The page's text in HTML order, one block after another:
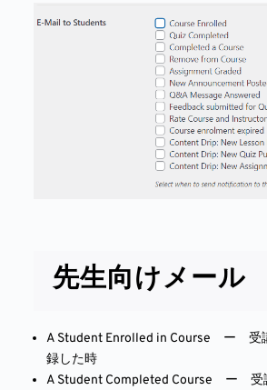
先生向けメール
A Student Enrolled in Course ー 受
録した時
A Student Completed Course ー 受